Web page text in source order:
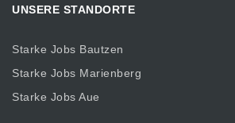
UNSERE STANDORTE
Starke Jobs Bautzen
Starke Jobs Marienberg
Starke Jobs Aue